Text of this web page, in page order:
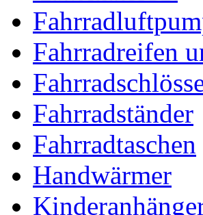
Fahrradreifen
Fahrradständer
Fahrradtaschen
Handwärmer